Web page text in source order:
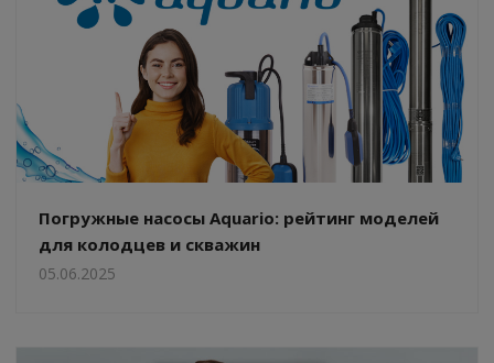
Погружные насосы Aquario: рейтинг моделей
для колодцев и скважин
05.06.2025